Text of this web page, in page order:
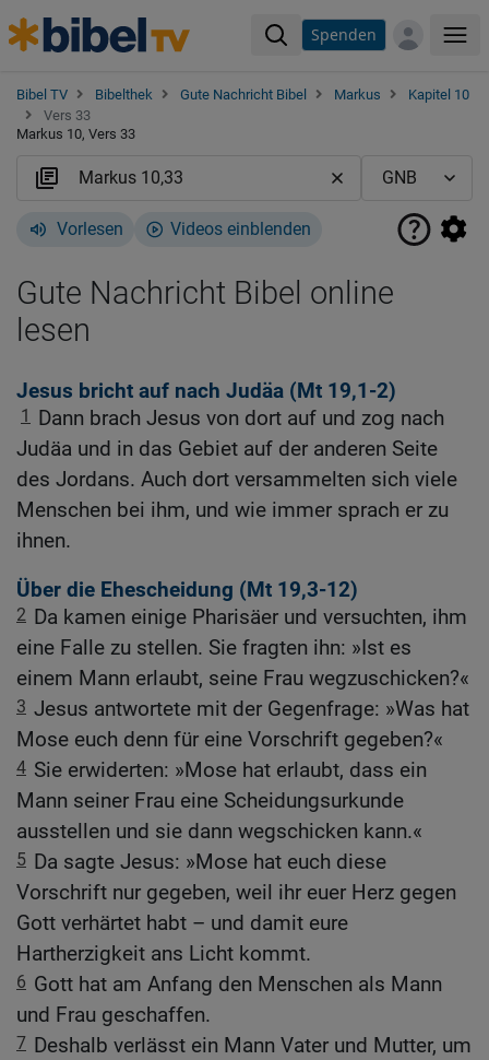
Spenden
Bibel TV Bibelthek Gute Nachricht Bibel Markus
Kapitel 10
Vers 33
Markus 10, Vers 33
Vorlesen Videos einblenden
Gute Nachricht Bibel online
lesen
Jesus bricht auf nach Judäa (Mt 19,1-2)
1
Dann brach Jesus von dort auf und zog nach
Judäa und in das Gebiet auf der anderen Seite
des Jordans. Auch dort versammelten sich viele
Menschen bei ihm, und wie immer sprach er zu
ihnen.
Über die Ehescheidung (Mt 19,3-12)
2 Da kamen einige Pharisäer und versuchten, ihm
eine Falle zu stellen. Sie fragten ihn: »Ist es
einem Mann erlaubt, seine Frau wegzuschicken?«
3 Jesus antwortete mit der Gegenfrage: »Was hat
Mose euch denn für eine Vorschrift gegeben?«
4 Sie erwiderten: »Mose hat erlaubt, dass ein
Mann seiner Frau eine Scheidungsurkunde
ausstellen und sie dann wegschicken kann.«
5 Da sagte Jesus: »Mose hat euch diese
Vorschrift nur gegeben, weil ihr euer Herz gegen
Gott verhärtet habt – und damit eure
Hartherzigkeit ans Licht kommt.
6 Gott hat am Anfang den Menschen als Mann
und Frau geschaffen.
7 Deshalb verlässt ein Mann Vater und Mutter, um